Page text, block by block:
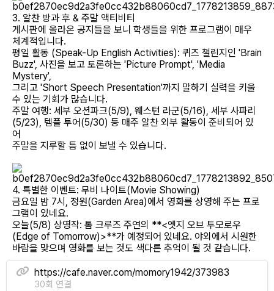
3. 알찬 방과 후 & 주말 액티비티
​게시판에 올라온 공지들을 보니 학생들을 위한 프로그램이 매우
체계적입니다.
​평일 활동 (Speak-Up English Activities): 퀴즈 챌린지인 'Brain
Buzz', 사진을 보고 토론하는 'Picture Prompt', 'Media
Mystery',
그리고 'Short Speech Presentation'까지 말하기 실력을 키울
수 있는 기회가 많습니다.
​주말 여행: 세부 오션파크(5/9), 웨스턴 라군(5/16), 세부 사파리
(5/23), 템플 투어(5/30) 등 매주 알찬 외부 활동이 준비되어 있
어
주말을 지루할 틈 없이 보낼 수 있습니다.
4. 특별한 이벤트: 무비 나이트(Movie Showing)
​금요일 밤 7시, 정원(Garden Area)에서 영화를 상영해 주는 프로
그램이 있네요.
​오늘(5/8) 상영작: 톰 크루즈 주연의 **<엣지 오브 투모로우
(Edge of Tomorrow)>**가 예정되어 있네요. 야외에서 시원한
바람을 맞으며 영화를 보는 것도 색다른 추억이 될 것 같습니다.
https://cafe.naver.com/momory1942/373983
30회 연결